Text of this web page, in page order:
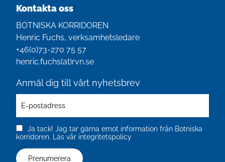
Kontakta oss
BOTNISKA KORRIDOREN
Henric Fuchs, verksamhetsledare
+46(0)‭73-270 75 57‬
henric.fuchs(at)rvn.se
Anmäl dig till vårt nyhetsbrev
Ja tack! Jag tar gärna emot information från Botniska
korridoren.
Läs vår integritetspolicy